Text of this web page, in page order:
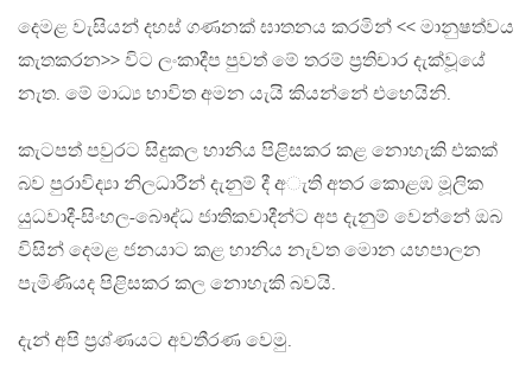
දෙමළ වැසියන් දහස් ගණනක් ඝාතනය කරමින් << මානුෂත්වය
කැතකරන>> විට ලංකාදීප පුවත් මේ තරම් ප්‍රතිචාර දැක්වූයේ
නැත. මේ මාධ්‍ය භාවිත අමන යැයි කියන්නේ එහෙයිනි.
කැටපත් පවුරට සිදුකල හානිය පිළිසකර කළ නොහැකි එකක්
බව පුරාවිද්‍යා නිලධාරීන් දැනුම් දී අැති අතර කොළඹ මූලික
යුධවාදී-සිංහල-බෞද්ධ ජාතිකවාදීන්ට අප දැනුම් වෙන්නේ ඔබ
විසින් දෙමළ ජනයාට කළ හානිය නැවත මොන යහපාලන
පැමිණියද පිළිසකර කල නොහැකි බවයි.
දැන් අපි ප්‍රශ්ණයට අවතීරණ වෙමු.